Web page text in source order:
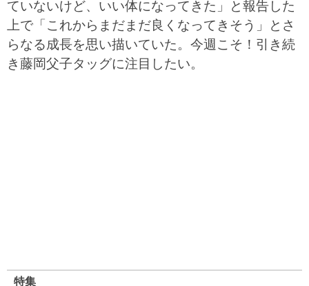
ていないけど、いい体になってきた」と報告した
上で「これからまだまだ良くなってきそう」とさ
らなる成長を思い描いていた。今週こそ！引き続
き藤岡父子タッグに注目したい。
特集